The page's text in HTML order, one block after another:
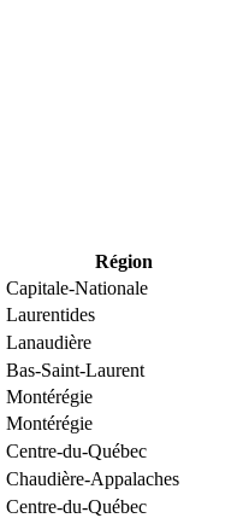
Région
Capitale-Nationale
Laurentides
Lanaudière
Bas-Saint-Laurent
Montérégie
Montérégie
Centre-du-Québec
Chaudière-Appalaches
Centre-du-Québec